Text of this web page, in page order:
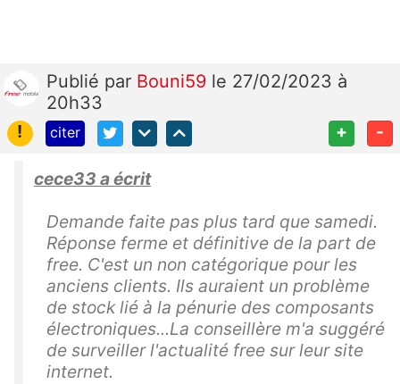
Publié par Bouni59 le 27/02/2023 à
20h33
!
citer + -
cece33 a écrit
Demande faite pas plus tard que samedi.
Réponse ferme et définitive de la part de
free. C'est un non catégorique pour les
anciens clients. Ils auraient un problème
de stock lié à la pénurie des composants
électroniques...La conseillère m'a suggéré
de surveiller l'actualité free sur leur site
internet.